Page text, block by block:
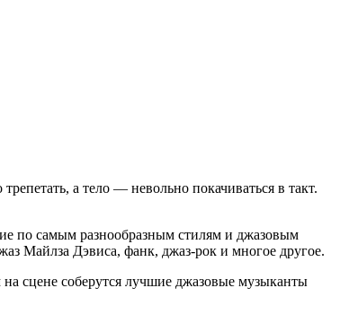
а тело — невольно покачиваться в такт.
по самым разнообразным стилям и джазовым
Майлза Дэвиса, фанк, джаз-рок и многое другое.
сцене соберутся лучшие джазовые музыканты